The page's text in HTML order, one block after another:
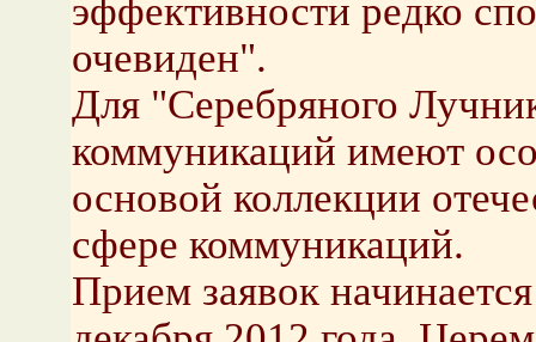
эффективности редко
очевиден".
Для "Серебряного
коммуникаций имеют
основой коллекции
сфере коммуникаций.
Прием заявок